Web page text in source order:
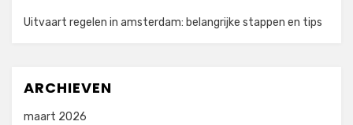
Uitvaart regelen in amsterdam: belangrijke stappen en tips
ARCHIEVEN
maart 2026